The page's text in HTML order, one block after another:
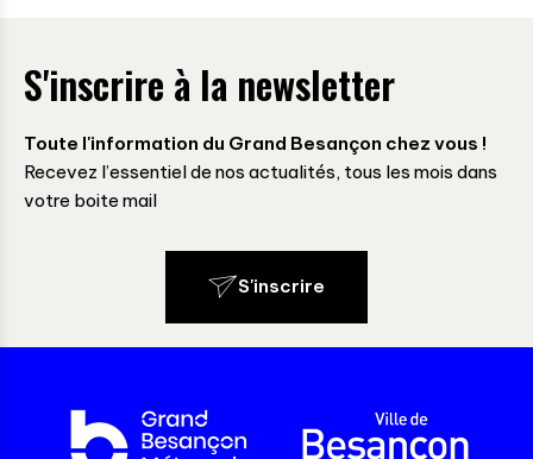
S'inscrire à la newsletter
Toute l'information du Grand Besançon chez vous !
Recevez l’essentiel de nos actualités, tous les mois dans
votre boite mail
S'inscrire